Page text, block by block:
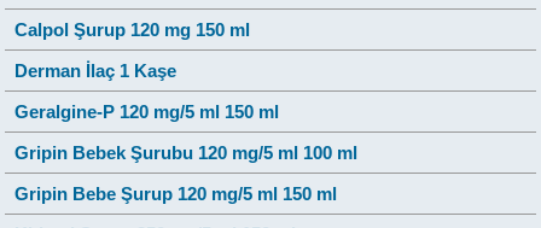
Calpol Şurup 120 mg 150 ml
Derman İlaç 1 Kaşe
Geralgine-P 120 mg/5 ml 150 ml
Gripin Bebek Şurubu 120 mg/5 ml 100 ml
Gripin Bebe Şurup 120 mg/5 ml 150 ml